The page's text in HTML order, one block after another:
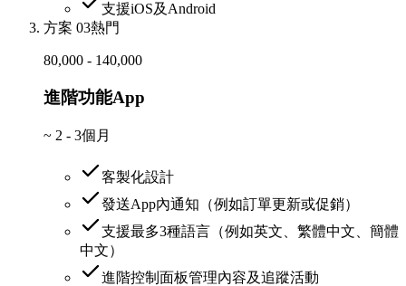
支援iOS及Android
方案 03熱門
80,000 - 140,000
進階功能App
~ 2 - 3個月
客製化設計
發送App內通知（例如訂單更新或促銷）
支援最多3種語言（例如英文、繁體中文、簡體
中文）
進階控制面板管理內容及追蹤活動